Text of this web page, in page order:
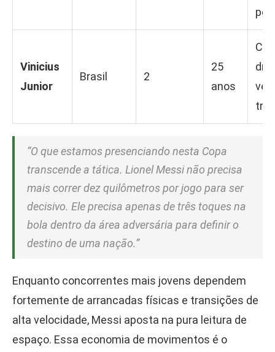
Vinicius
Junior
Brasil 2
25
anos
“O que estamos presenciando nesta Copa
transcende a tática. Lionel Messi não precisa
mais correr dez quilômetros por jogo para ser
decisivo. Ele precisa apenas de três toques na
bola dentro da área adversária para definir o
destino de uma nação.”
Enquanto concorrentes mais jovens dependem
fortemente de arrancadas físicas e transições de
alta velocidade, Messi aposta na pura leitura de
espaço. Essa economia de movimentos é o